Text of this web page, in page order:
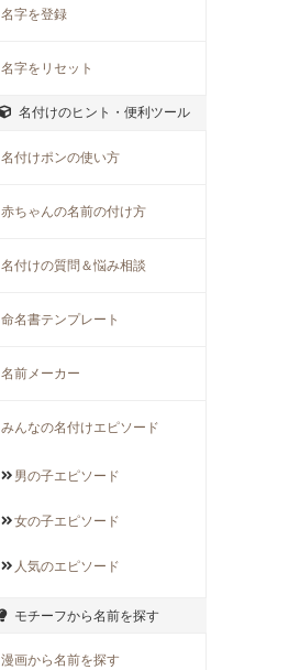
名字を登録
名字をリセット
名付けのヒント・便利ツール
名付けポンの使い方
赤ちゃんの名前の付け方
名付けの質問＆悩み相談
命名書テンプレート
名前メーカー
みんなの名付けエピソード
男の子エピソード
女の子エピソード
人気のエピソード
モチーフから名前を探す
漫画から名前を探す